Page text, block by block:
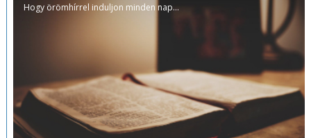
Hogy örömhírrel induljon minden nap...